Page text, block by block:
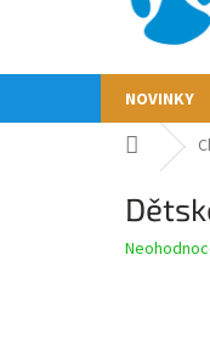
NOVINKY
Domů
Průměrné